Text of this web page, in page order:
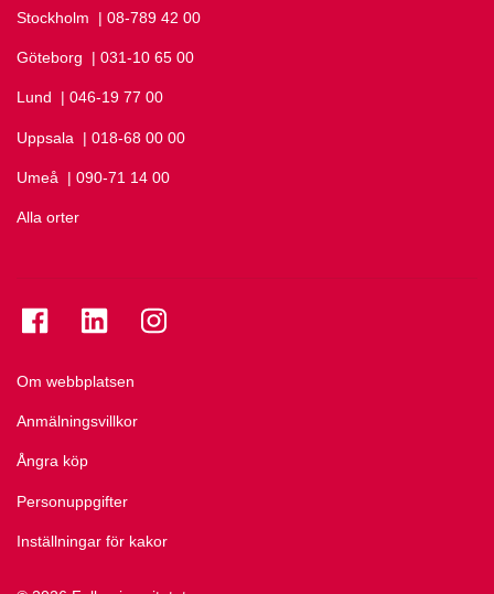
Stockholm Ring Stockholm på
| 08-789 42 00
Göteborg Ring Göteborg på
| 031-10 65 00
Lund Ring Lund på
| 046-19 77 00
Uppsala Ring Uppsala på
| 018-68 00 00
Umeå Ring Umeå på
| 090-71 14 00
Alla orter
Om webbplatsen
Anmälningsvillkor
Ångra köp
Personuppgifter
Inställningar för kakor
Se folkuniversitetet på Facebook
Se folkuniversitetet på LinkedIn